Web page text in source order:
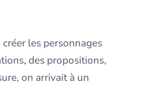
les personnages
des propositions,
on arrivait à un